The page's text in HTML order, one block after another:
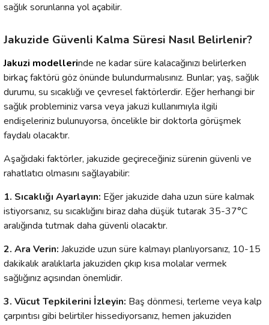
sağlık sorunlarına yol açabilir.
Jakuzide Güvenli Kalma Süresi Nasıl Belirlenir?
Jakuzi modellerinde ne kadar süre kalacağınızı belirlerken
birkaç faktörü göz önünde bulundurmalısınız. Bunlar; yaş, sağlık
durumu, su sıcaklığı ve çevresel faktörlerdir. Eğer herhangi bir
sağlık probleminiz varsa veya jakuzi kullanımıyla ilgili
endişeleriniz bulunuyorsa, öncelikle bir doktorla görüşmek
faydalı olacaktır.
Aşağıdaki faktörler, jakuzide geçireceğiniz sürenin güvenli ve
rahatlatıcı olmasını sağlayabilir:
1. Sıcaklığı Ayarlayın: Eğer jakuzide daha uzun süre kalmak
istiyorsanız, su sıcaklığını biraz daha düşük tutarak 35-37°C
aralığında tutmak daha güvenli olacaktır.
2. Ara Verin: Jakuzide uzun süre kalmayı planlıyorsanız, 10-15
dakikalık aralıklarla jakuziden çıkıp kısa molalar vermek
sağlığınız açısından önemlidir.
3. Vücut Tepkilerini İzleyin: Baş dönmesi, terleme veya kalp
çarpıntısı gibi belirtiler hissediyorsanız, hemen jakuziden